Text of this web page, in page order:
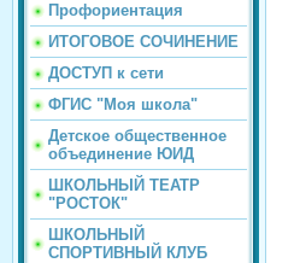
Профориентация
ИТОГОВОЕ СОЧИНЕНИЕ
ДОСТУП к сети
ФГИС "Моя школа"
Детское общественное
объединение ЮИД
ШКОЛЬНЫЙ ТЕАТР
"РОСТОК"
ШКОЛЬНЫЙ
СПОРТИВНЫЙ КЛУБ